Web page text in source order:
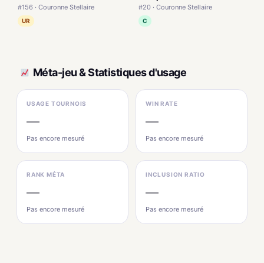
#156 · Couronne Stellaire
UR
#20 · Couronne Stellaire
C
Méta-jeu & Statistiques d'usage
USAGE TOURNOIS
—
Pas encore mesuré
WIN RATE
—
Pas encore mesuré
RANK MÉTA
—
Pas encore mesuré
INCLUSION RATIO
—
Pas encore mesuré